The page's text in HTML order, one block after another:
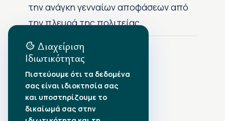
την ανάγκη γενναίων αποφάσεων από
την πλευρά της πολιτείας
Αρχείο Δημοσιεύσεων
•Αύγουστος 2026
•Ιούλιος 2026
•Ιούνιος 2026
Διαχείριση
Ιδιωτικότητας
Πιστεύουμε ότι τα δεδομένα
σας είναι ιδιοκτησία σας
και υποστηρίζουμε το
δικαίωμά σας στην